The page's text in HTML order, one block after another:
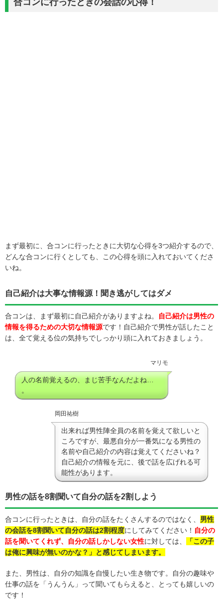
合コンに行ったときの会話の心得！
まず最初に、合コンに行ったときに大切な心得を3つ紹介するので、
どんな合コンに行くとしても、この心得を頭に入れておいてくださ
いね。
自己紹介は大事な情報源！聞き逃がしてはダメ
合コンは、まず最初に自己紹介がありますよね。
自己紹介は男性の
情報を得るための大切な情報源です！自己紹介で男性が話したこと
は、全て覚える位の気持ちでしっかり頭に入れておきましょう。
マリモ
人の名前覚えるの、まじ苦手なんだよね…
。
岡田祐樹
出来れば男性陣全員の名前を覚えて欲しいと
ころですが、最悪自分が一番気になる男性の
名前や自己紹介の内容は覚えてくださいね？
自己紹介の情報を元に、後で話を広げれる可
能性があります。
男性の話を8割聞いて自分の話を2割しよう
合コンに行ったときは、自分の話をたくさんするのではなく、 男性
の会話を8割聞いて自分の話は2割程度にしてみてください！ 自分の
話を聞いてくれず、自分の話しかしない女性に対しては、
「この子
は俺に興味が無いのかな？」と感じてしまいます。
また、男性は、自分の知識を自慢したい生き物です。自分の趣味や
仕事の話を「うんうん」って聞いてもらえると、とっても嬉しいの
です！